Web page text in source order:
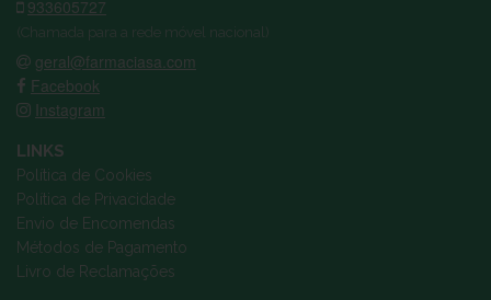
933605727
(Chamada para a rede móvel nacional)
geral@farmaciasa.com
Facebook
Instagram
LINKS
Política de Cookies
Política de Privacidade
Envio de Encomendas
Métodos de Pagamento
Livro de Reclamações